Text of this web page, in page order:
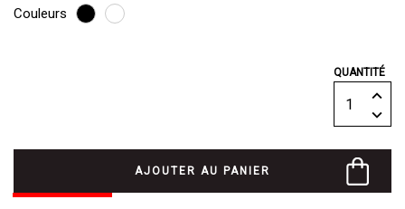
Couleurs
QUANTITÉ
AJOUTER AU PANIER